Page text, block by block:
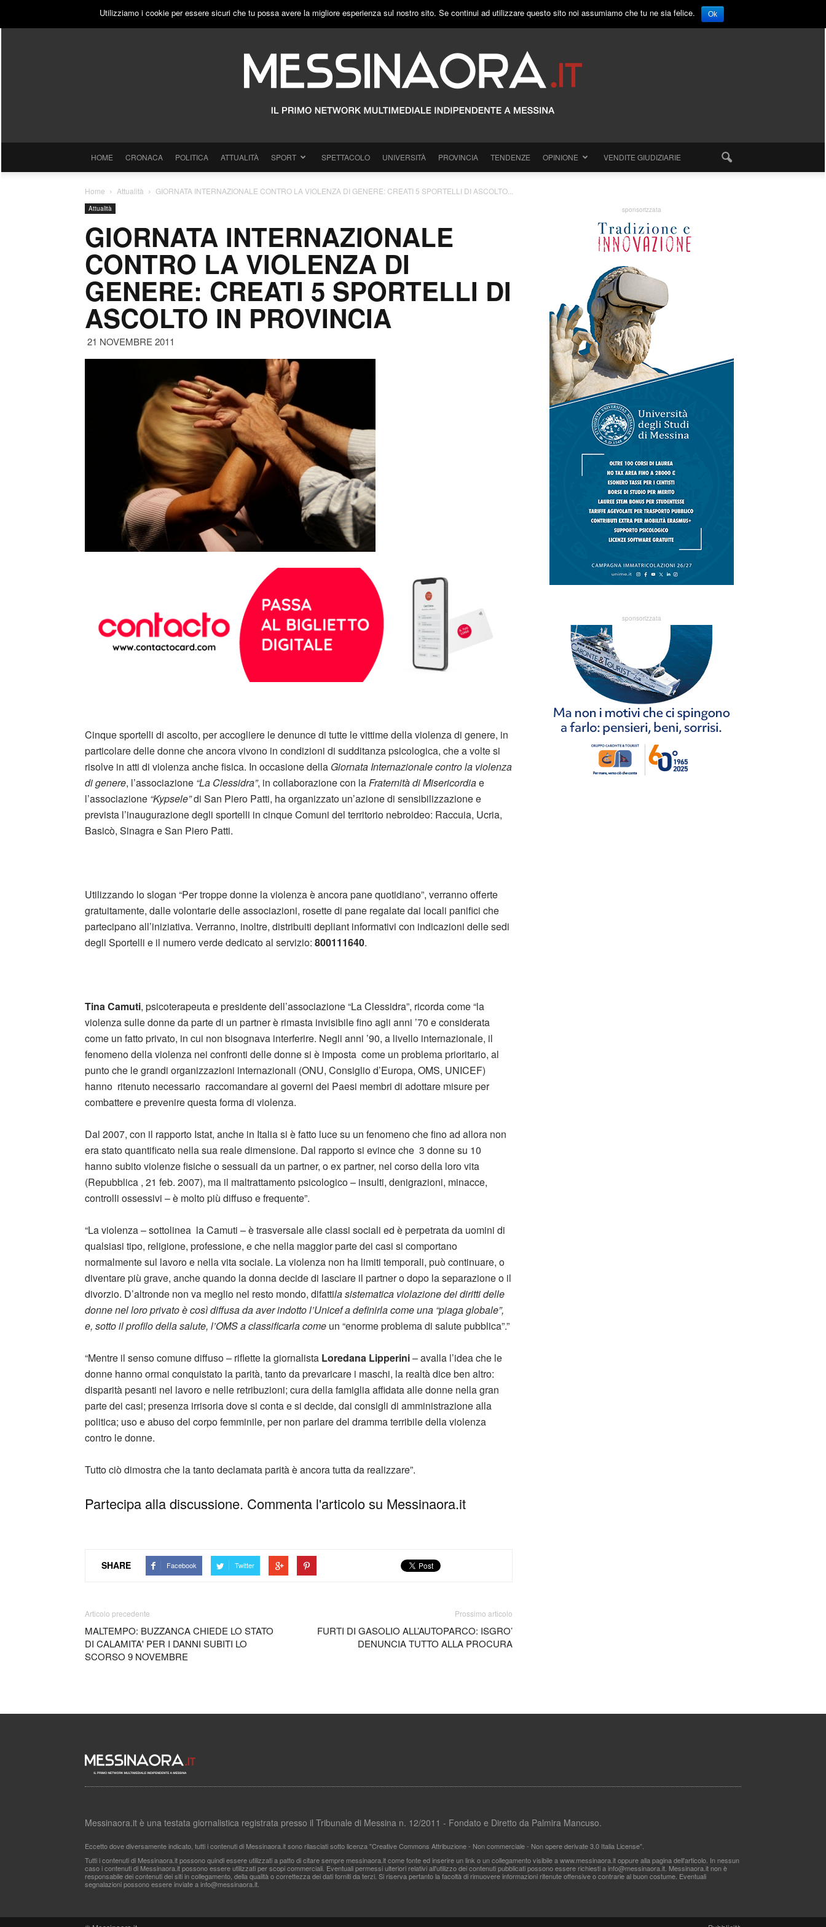
GIOVEDÌ, 6 AGOSTO 2026 PUBBLICITÀ
HOME CRONACA POLITICA ATTUALITÀ SPORT SPETTACOLO UNIVERSITÀ PROVINCIA TENDENZE OPINIONE VENDITE GIUDIZIARIE
Home Attualità GIORNATA INTERNAZIONALE CONTRO LA VIOLENZA DI GENERE: CREATI 5 SPORTELLI DI ASCOLTO...
Attualità
GIORNATA INTERNAZIONALE
CONTRO LA VIOLENZA DI
GENERE: CREATI 5 SPORTELLI DI
ASCOLTO IN PROVINCIA
21 NOVEMBRE 2011
Cinque sportelli di ascolto, per accogliere le denunce di tutte le vittime della violenza di genere, in
particolare delle donne che ancora vivono in condizioni di sudditanza psicologica, che a volte si
risolve in atti di violenza anche fisica. In occasione della Giornata Internazionale contro la violenza
di genere, l’associazione “La Clessidra”, in collaborazione con la Fraternità di Misericordiae
l’associazione “Kypsele”di San Piero Patti, ha organizzato un’azione di sensibilizzazione e
prevista l’inaugurazione degli sportelli in cinque Comuni del territorio nebroideo: Raccuia, Ucria,
Basicò, Sinagra e San Piero Patti.
Utilizzando lo slogan “Per troppe donne la violenza è ancora pane quotidiano”, verranno offerte
gratuitamente, dalle volontarie delle associazioni, rosette di pane regalate dai locali panifici che
partecipano all’iniziativa. Verranno, inoltre, distribuiti depliant informativi con indicazioni delle sedi
degli Sportelli e il numero verde dedicato al servizio: 800111640.
Tina Camuti, psicoterapeuta e presidente dell’associazione “La Clessidra”, ricorda come “la
violenza sulle donne da parte di un partner è rimasta invisibile fino agli anni ’70 e considerata
come un fatto privato, in cui non bisognava interferire. Negli anni ’90, a livello internazionale, il
fenomeno della violenza nei confronti delle donne si è imposta come un problema prioritario, al
punto che le grandi organizzazioni internazionali (ONU, Consiglio d’Europa, OMS, UNICEF)
hanno ritenuto necessario raccomandare ai governi dei Paesi membri di adottare misure per
combattere e prevenire questa forma di violenza.
Dal 2007, con il rapporto Istat, anche in Italia si è fatto luce su un fenomeno che fino ad allora non
era stato quantificato nella sua reale dimensione. Dal rapporto si evince che 3 donne su 10
hanno subito violenze fisiche o sessuali da un partner, o ex partner, nel corso della loro vita
(Repubblica , 21 feb. 2007), ma il maltrattamento psicologico – insulti, denigrazioni, minacce,
controlli ossessivi – è molto più diffuso e frequente”.
“La violenza – sottolinea la Camuti – è trasversale alle classi sociali ed è perpetrata da uomini di
qualsiasi tipo, religione, professione, e che nella maggior parte dei casi si comportano
normalmente sul lavoro e nella vita sociale. La violenza non ha limiti temporali, può continuare, o
diventare più grave, anche quando la donna decide di lasciare il partner o dopo la separazione o il
divorzio. D’altronde non va meglio nel resto mondo, difattila sistematica violazione dei diritti delle
donne nel loro privato è così diffusa da aver indotto l’Unicef a definirla come una “piaga globale”,
e, sotto il profilo della salute, l’OMS a classificarla come un “enorme problema di salute pubblica”.”
“Mentre il senso comune diffuso – riflette la giornalista Loredana Lipperini– avalla l’idea che le
donne hanno ormai conquistato la parità, tanto da prevaricare i maschi, la realtà dice ben altro:
disparità pesanti nel lavoro e nelle retribuzioni; cura della famiglia affidata alle donne nella gran
parte dei casi; presenza irrisoria dove si conta e si decide, dai consigli di amministrazione alla
politica; uso e abuso del corpo femminile, per non parlare del dramma terribile della violenza
contro le donne.
Tutto ciò dimostra che la tanto declamata parità è ancora tutta da realizzare”.
Partecipa alla discussione. Commenta l'articolo su Messinaora.it
SHARE Facebook Twitter
Articolo precedente
MALTEMPO: BUZZANCA CHIEDE LO STATO
DI CALAMITA' PER I DANNI SUBITI LO
SCORSO 9 NOVEMBRE
Prossimo articolo
FURTI DI GASOLIO ALL’AUTOPARCO: ISGRO’
DENUNCIA TUTTO ALLA PROCURA
sponsorizzata
sponsorizzata
Messinaora.it è una testata giornalistica registrata presso il Tribunale di Messina n. 12/2011 - Fondato e Diretto da Palmira Mancuso.
Eccetto dove diversamente indicato, tutti i contenuti di Messinaora.it sono rilasciati sotto licenza "Creative Commons Attribuzione - Non commerciale - Non opere derivate 3.0 Italia License".
Tutti i contenuti di Messinaora.it possono quindi essere utilizzati a patto di citare sempre messinaora.it come fonte ed inserire un link o un collegamento visibile a www.messinaora.it oppure alla pagina dell'articolo. In nessun
caso i contenuti di Messinaora.it possono essere utilizzati per scopi commerciali. Eventuali permessi ulteriori relativi all'utilizzo dei contenuti pubblicati possono essere richiesti ainfo@messinaora.it . Messinaora.it non è
responsabile dei contenuti dei siti in collegamento, della qualità o correttezza dei dati forniti da terzi. Si riserva pertanto la facoltà di rimuovere informazioni ritenute offensive o contrarie al buon costume. Eventuali
segnalazioni possono essere inviate ainfo@messinaora.it
Utilizziamo i cookie per essere sicuri che tu possa avere la migliore esperienza sul nostro sito. Se continui ad utilizzare questo sito noi assumiamo che tu ne sia felice. Ok